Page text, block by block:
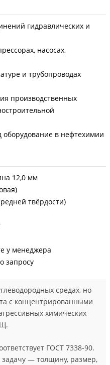
гидравлических и
насосах,
и трубопроводах
производственных
оборудование в нефтехимии
12,0 мм
твёрдости)
у менеджера
запросу
средах, но
с концентрированными
химических
ГОСТ 7338-90.
— толщину, размер,